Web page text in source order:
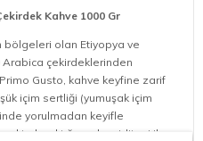
Kahve 1000 Gr
bölgeleri olan Etiyopya ve
Arabica çekirdeklerinden
Gusto, kahve keyfine zarif
içim sertliği (yumuşak içim
yorulmadan keyifle
bıraktığı canlı asiditesi ile